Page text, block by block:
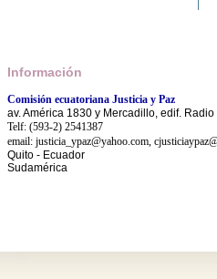
Información
Comisión ecuatoriana Justicia y Paz
av. América 1830 y Mercadillo, edif.
Telf: (593-2) 2541387
email: justicia_ypaz@yahoo.com,
Quito - Ecuador
Sudamérica